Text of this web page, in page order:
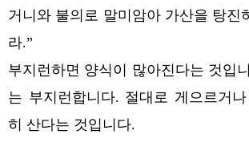
거니와 불의로 말미암아 가산을 탕진
라.”
부지런하면 양식이 많아진다는 것입
는 부지런합니다. 절대로 게으르거
히 산다는 것입니다.